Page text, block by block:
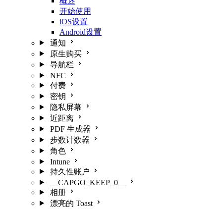
开始使用
iOS设置
Android设置
通知
原生购买
导航栏
NFC
付费
密钥
隐私屏幕
近距离
PDF 生成器
步数计数器
角色
Intune
持久性账户
__CAPGO_KEEP_0__
相册
漂亮的 Toast